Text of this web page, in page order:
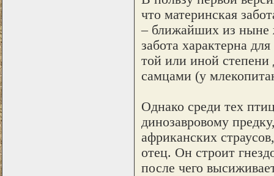
что материнская
– ближайших из ныне
забота характерна
той или иной степени
самцами (у
Однако среди тех
динозавровому
африканских
отец. Он строит
после чего